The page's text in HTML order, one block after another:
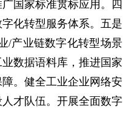
国家标准贯标应用。四
化转型服务体系。五是
/产业链数字化转型场景
数据语料库，推进国家
。健全工业企业网络安
才队伍。开展全面数字